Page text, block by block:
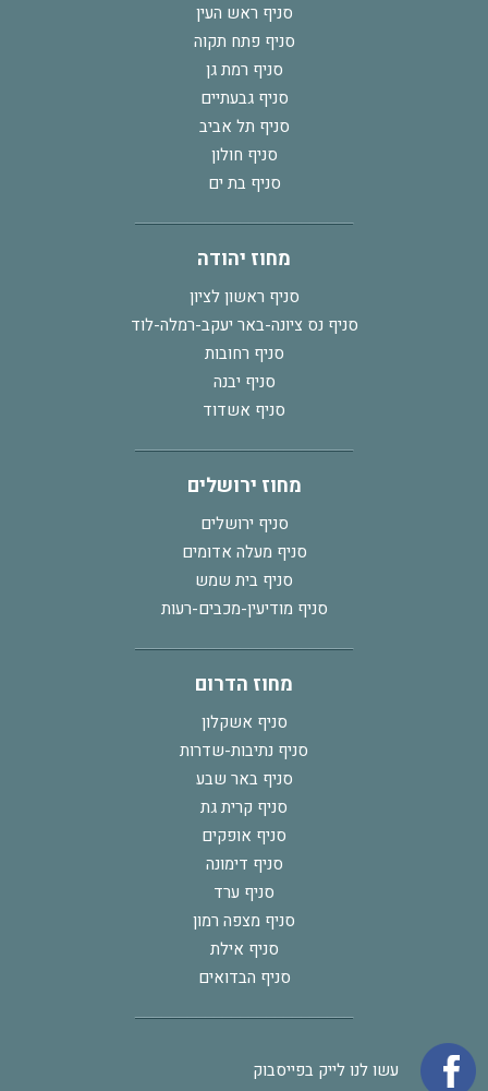
סניף ראש העין
סניף פתח תקוה
סניף רמת גן
סניף גבעתיים
סניף תל אביב
סניף חולון
סניף בת ים
מחוז יהודה
סניף ראשון לציון
סניף נס ציונה-באר יעקב-רמלה-לוד
סניף רחובות
סניף יבנה
סניף אשדוד
מחוז ירושלים
סניף ירושלים
סניף מעלה אדומים
סניף בית שמש
סניף מודיעין-מכבים-רעות
מחוז הדרום
סניף אשקלון
סניף נתיבות-שדרות
סניף באר שבע
סניף קרית גת
סניף אופקים
סניף דימונה
סניף ערד
סניף מצפה רמון
סניף אילת
סניף הבדואים
עשו לנו לייק בפייסבוק